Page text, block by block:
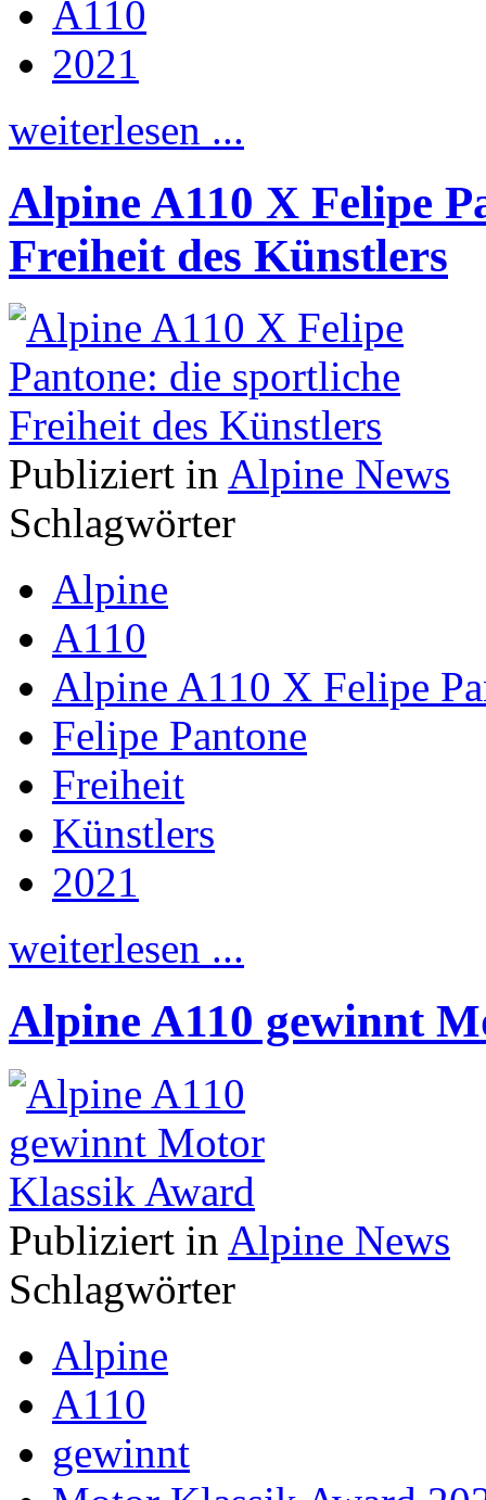
A110
2021
weiterlesen ...
Alpine A110 X Felipe
Freiheit des Künstlers
Publiziert in Alpine News
Schlagwörter
Alpine
A110
Alpine A110 X Felipe
Felipe Pantone
Freiheit
Künstlers
2021
weiterlesen ...
Alpine A110 gewinnt
Publiziert in Alpine News
Schlagwörter
Alpine
A110
gewinnt